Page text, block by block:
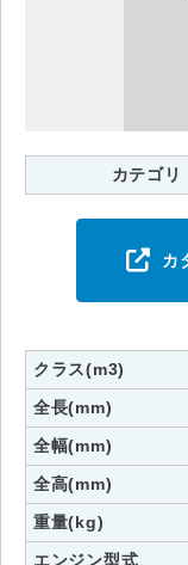
カテゴリ
カ
クラス(m3)
全長(mm)
全幅(mm)
全高(mm)
重量(kg)
エンジン型式